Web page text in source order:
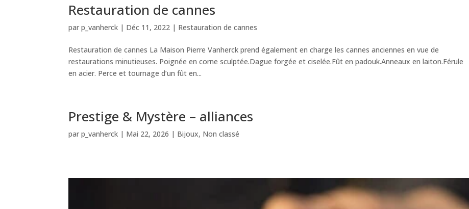
Restauration de cannes
parp_vanherck | Déc 11, 2022 | Restauration de cannes
Restauration de cannes La Maison Pierre Vanherck prend également en charge les cannes anciennes en vue de
restaurations minutieuses. Poignée en corne sculptée.Dague forgée et ciselée.Fût en padouk.Anneaux en laiton.Férule
en acier. Perce et tournage d’un fût en...
Prestige & Mystère – alliances
parp_vanherck | Mai 22, 2026 | Bijoux, Non classé